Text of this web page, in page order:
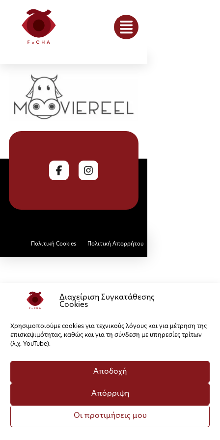
Διαχείριση Συγκατάθεσης
Cookies
Χρησιμοποιούμε cookies για τεχνικούς λόγους και για μέτρηση της
επισκεψιμότητας, καθώς και για τη σύνδεση με υπηρεσίες τρίτων
(λ.χ. YouTube).
Αποδοχή
Απόρριψη
Οι προτιμήσεις μου
Πολιτική Cookies Πολιτική Απορρήτου